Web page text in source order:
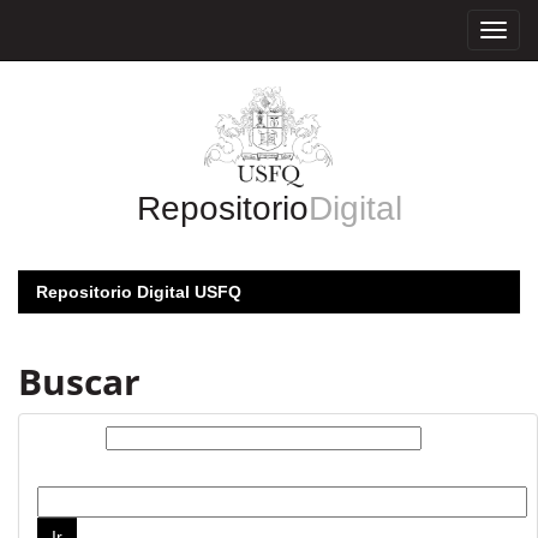
RepositorioDigital
Repositorio Digital USFQ
Buscar